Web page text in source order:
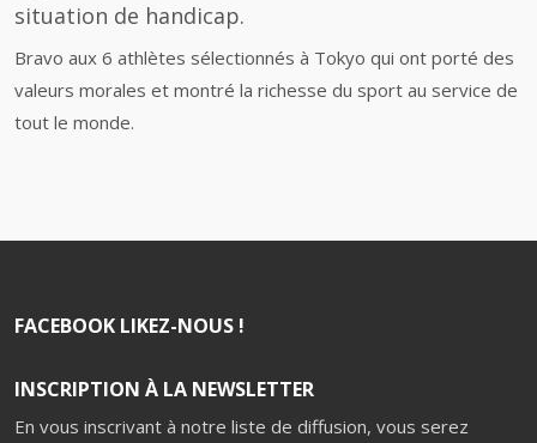
situation de handicap.
Bravo aux 6 athlètes sélectionnés à Tokyo qui ont porté des
valeurs morales et montré la richesse du sport au service de
tout le monde.
FACEBOOK LIKEZ-NOUS !
INSCRIPTION À LA NEWSLETTER
En vous inscrivant à notre liste de diffusion, vous serez